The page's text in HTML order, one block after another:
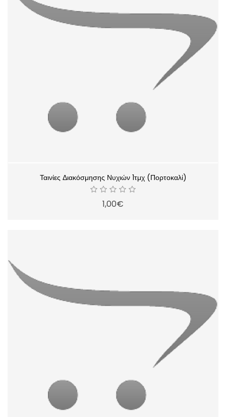
Ταινίες Διακόσμησης Νυχιών 1τμχ (Πορτοκαλί)
1,00€